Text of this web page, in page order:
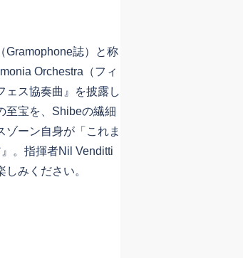
Gramophone誌）と称
Orchestra（フィ
ェス協奏曲』を披露し
至宝を、Shibeの繊細
ーン自身が「これま
。指揮者Nil Venditti
みください。